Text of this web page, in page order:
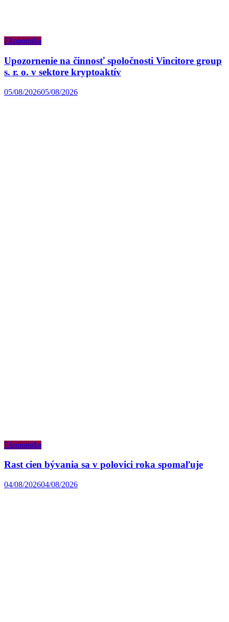
Ekonomika
Upozornenie na činnosť spoločnosti Vincitore group
s. r. o. v sektore kryptoaktív
05/08/202605/08/2026
Ekonomika
Rast cien bývania sa v polovici roka spomaľuje
04/08/202604/08/2026